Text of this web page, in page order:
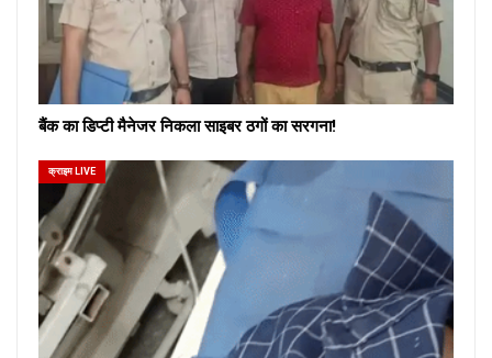
बैंक का डिप्टी मैनेजर निकला साइबर ठगों का सरगना!
क्राइम LIVE